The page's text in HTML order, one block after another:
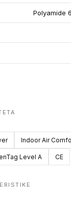
Polyamide
Indoor Air
Level A CE